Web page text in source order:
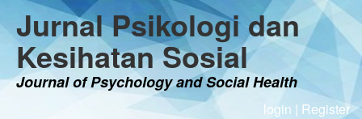
Jurnal Psikologi dan
Kesihatan Sosial
Journal of Psychology and Social Health
login | Register